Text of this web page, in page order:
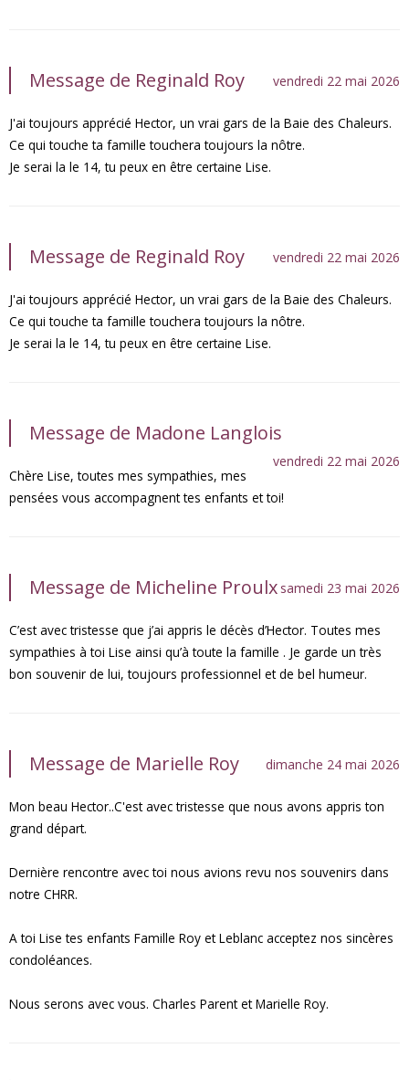
Message de Reginald Roy vendredi 22 mai 2026
J'ai toujours apprécié Hector, un vrai gars de la Baie des Chaleurs.
Ce qui touche ta famille touchera toujours la nôtre.
Je serai la le 14, tu peux en être certaine Lise.
Message de Reginald Roy vendredi 22 mai 2026
J'ai toujours apprécié Hector, un vrai gars de la Baie des Chaleurs.
Ce qui touche ta famille touchera toujours la nôtre.
Je serai la le 14, tu peux en être certaine Lise.
Message de Madone Langlois
vendredi 22 mai 2026
Chère Lise, toutes mes sympathies, mes
pensées vous accompagnent tes enfants et toi!
Message de Micheline Proulx samedi 23 mai 2026
C’est avec tristesse que j’ai appris le décès d’Hector. Toutes mes
sympathies à toi Lise ainsi qu’à toute la famille . Je garde un très
bon souvenir de lui, toujours professionnel et de bel humeur.
Message de Marielle Roy dimanche 24 mai 2026
Mon beau Hector..C'est avec tristesse que nous avons appris ton
grand départ.
Dernière rencontre avec toi nous avions revu nos souvenirs dans
notre CHRR.
A toi Lise tes enfants Famille Roy et Leblanc acceptez nos sincères
condoléances.
Nous serons avec vous. Charles Parent et Marielle Roy.